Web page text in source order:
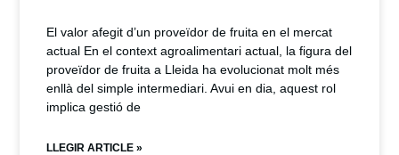
El valor afegit d’un proveïdor de fruita en el mercat
actual En el context agroalimentari actual, la figura del
proveïdor de fruita a Lleida ha evolucionat molt més
enllà del simple intermediari. Avui en dia, aquest rol
implica gestió de
LLEGIR ARTICLE »